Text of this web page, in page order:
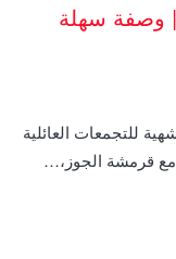
| وصفة سهلة
للتجمعات العائلية
مع قرمشة الجوز،…